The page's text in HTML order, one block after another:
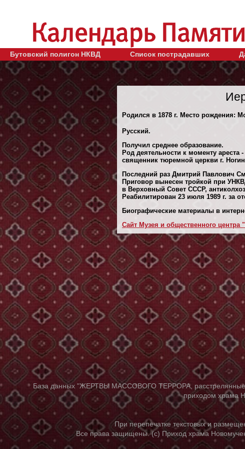
Бутовский полигон НКВД Список пострадавших
Родился в 1878 г. Место рождения:
Русский.
Получил среднее образование.
Род деятельности к моменту
священник тюремной церкви г.
Последний раз Дмитрий Павлович
Приговор вынесен тройкой при
в Верховный Совет СССР,
Реабилитирован 23 июля 1989 г. за
Биографические материалы в
Сайт Музея и общественного
База данных "ЖЕРТВЫ МАССОВОГО ТЕРРОРА, расстрелянные
приходом храма
При перепечатке текстовых и
Все права защищены. (с) Приход храма